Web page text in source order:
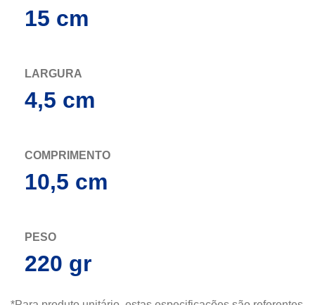
15 cm
LARGURA
4,5 cm
COMPRIMENTO
10,5 cm
PESO
220 gr